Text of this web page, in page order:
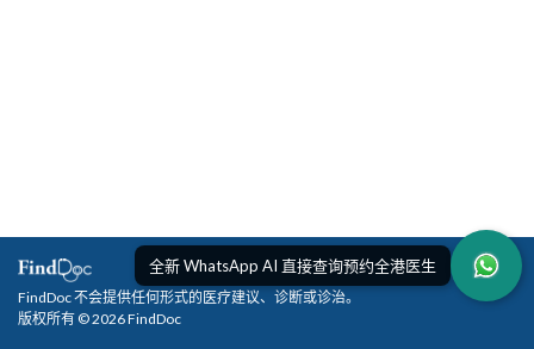
全新 WhatsApp AI 直接查询预约全港医生
FindDoc 不会提供任何形式的医疗建议、诊断或诊治。
版权所有 © 2026 FindDoc